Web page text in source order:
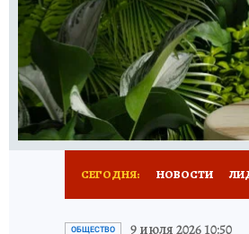
ПРЕСС-ЦЕНТР
РАДИО КП
СЕГОДНЯ: НОВОСТИ
ВОЕНКОРЫ
ОБЩЕСТВО 9 июля 2026 10:50